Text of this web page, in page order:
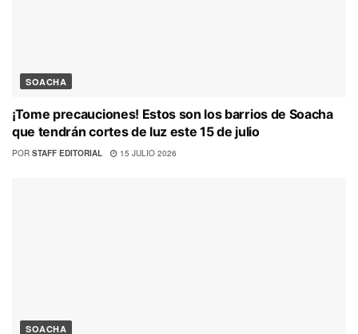
SOACHA
¡Tome precauciones! Estos son los barrios de Soacha
que tendrán cortes de luz este 15 de julio
POR STAFF EDITORIAL 15 JULIO 2026
SOACHA